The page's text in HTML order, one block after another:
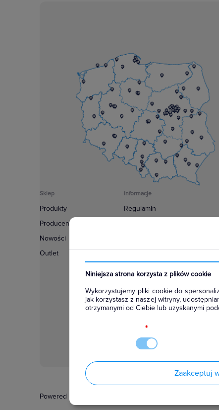
Niniejsza strona korzysta z plików cookie
Wykorzystujemy pliki cookie do
jak korzystasz z naszej witryny,
otrzymanymi od Ciebie lub uzyskanymi
*
Zaakceptuj
Sklep
Produkty
Producenci
Nowości
Outlet
Informacje
Regulamin
Konfiguratory
Najczęściej zadawane pytania
Powered by